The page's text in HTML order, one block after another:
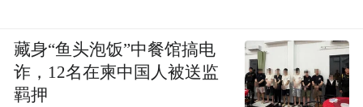
藏身“鱼头泡饭”中餐馆搞电
诈，12名在柬中国人被送监
羁押